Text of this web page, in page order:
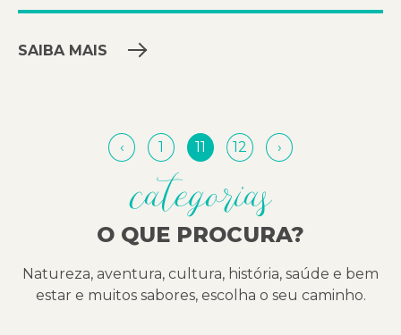
SAIBA MAIS
‹ 1 11 12 ›
categorias
O QUE PROCURA?
Natureza, aventura, cultura, história, saúde e bem
estar e muitos sabores, escolha o seu caminho.